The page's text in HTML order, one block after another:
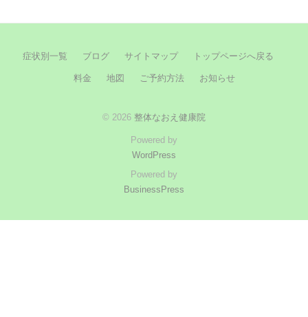
症状別一覧 ブログ サイトマップ トップページへ戻る
料金 地図 ご予約方法 お知らせ
© 2026 整体なおえ健康院
Powered by
WordPress
Powered by
BusinessPress